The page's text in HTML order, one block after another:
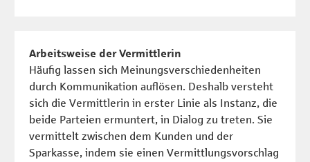
Arbeitsweise derVermittlerin
Häufig lassen sich Meinungsverschiedenheiten
durch Kommunikation auflösen. Deshalb versteht
sich die Vermittlerin in erster Linie als Instanz, die
beide Parteien ermuntert, in Dialog zu treten. Sie
vermittelt zwischen dem Kunden und der
Sparkasse, indem sie einen Vermittlungsvorschlag